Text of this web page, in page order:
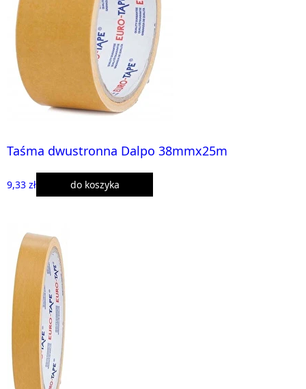
Taśma dwustronna Dalpo 38mmx25m
9,33 zł do koszyka